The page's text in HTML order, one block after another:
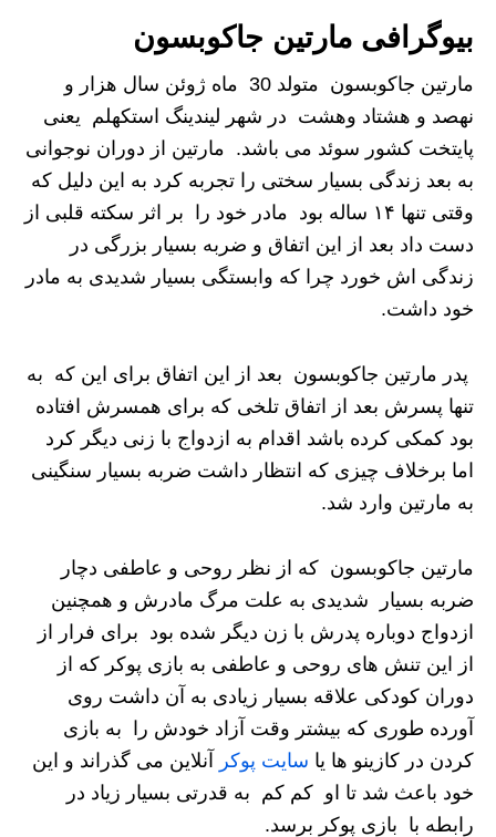
بیوگرافی مارتین جاکوبسون
مارتین جاکوبسون متولد 30 ماه ژوئن سال هزار و
نهصد و هشتاد وهشت در شهر لیندینگ استکهلم یعنی
پایتخت کشور سوئد می باشد. مارتین از دوران نوجوانی
به بعد زندگی بسیار سختی را تجربه کرد به این دلیل که
وقتی تنها ۱۴ ساله بود مادر خود را بر اثر سکته قلبی از
دست داد بعد از این اتفاق و ضربه بسیار بزرگی در
زندگی اش خورد چرا که وابستگی بسیار شدیدی به مادر
خود داشت.
پدر مارتین جاکوبسون بعد از این اتفاق برای این که به
تنها پسرش بعد از اتفاق تلخی که برای همسرش افتاده
بود کمکی کرده باشد اقدام به ازدواج با زنی دیگر کرد
اما برخلاف چیزی که انتظار داشت ضربه بسیار سنگینی
به مارتین وارد شد.
مارتین جاکوبسون که از نظر روحی و عاطفی دچار
ضربه بسیار شدیدی به علت مرگ مادرش و همچنین
ازدواج دوباره پدرش با زن دیگر شده بود برای فرار از
از این تنش های روحی و عاطفی به بازی پوکر که از
دوران کودکی علاقه بسیار زیادی به آن داشت روی
آورده طوری که بیشتر وقت آزاد خودش را به بازی
کردن در کازینو ها یا سایت پوکر آنلاین می گذراند و این
خود باعث شد تا او کم کم به قدرتی بسیار زیاد در
رابطه با بازی پوکر برسد.